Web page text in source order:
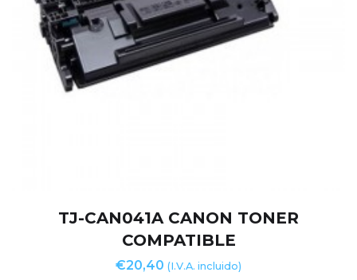
TJ-CAN041A CANON TONER
COMPATIBLE
€20,40 (I.V.A. incluido)